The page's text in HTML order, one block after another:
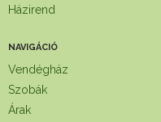
Házirend
NAVIGÁCIÓ
Vendégház
Szobák
Árak